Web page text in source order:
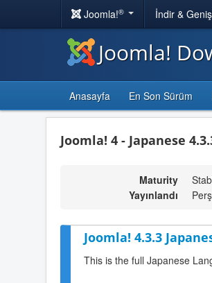
Joomla!® İndir &
Joomla!
Anasayfa En Son Sürüm
Joomla! 4 - Japanese
Maturity
Yayınlandı
Joomla! 4.3.3
This is the full Japanese